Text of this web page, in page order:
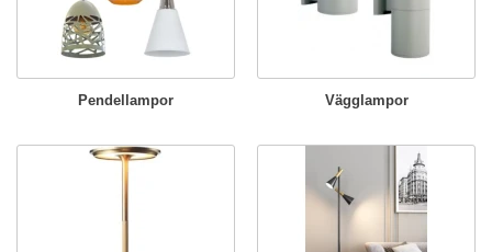
Pendellampor Vägglampor